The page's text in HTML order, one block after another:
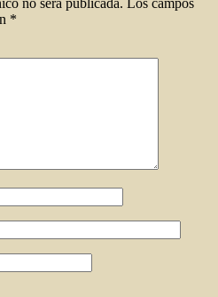
no será publicada. Los campos
*